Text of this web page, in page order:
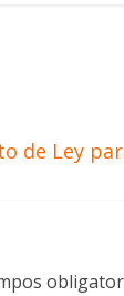
de Ley